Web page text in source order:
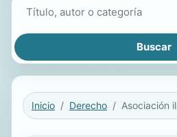
Inicio Derecho